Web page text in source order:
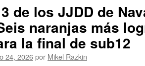
los
JJDD
de
Navarra
de los JJDD de
naranjas más
la final de sub12
24, 2026por Mikel Razkin